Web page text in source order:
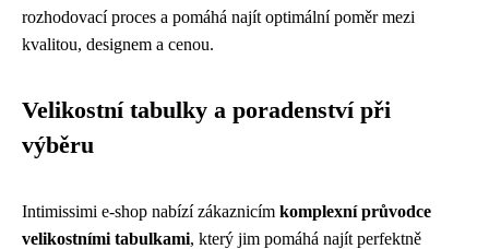
rozhodovací proces a pomáhá najít optimální poměr mezi
kvalitou, designem a cenou.
Velikostní tabulky a poradenství při
výběru
Intimissimi e-shop nabízí zákaznicím komplexní průvodce
velikostními tabulkami, který jim pomáhá najít perfektně